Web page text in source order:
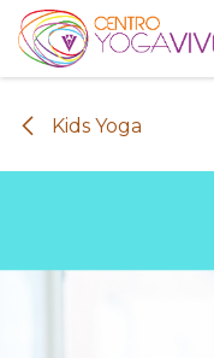
Passa al contenuto
Kids Yoga